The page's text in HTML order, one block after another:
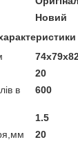
Новий
20
в
600
1.5
20